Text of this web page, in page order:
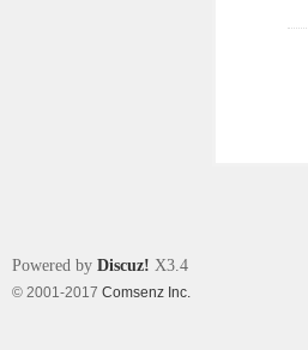
Powered by Discuz! X3.4
© 2001-2017 Comsenz Inc.